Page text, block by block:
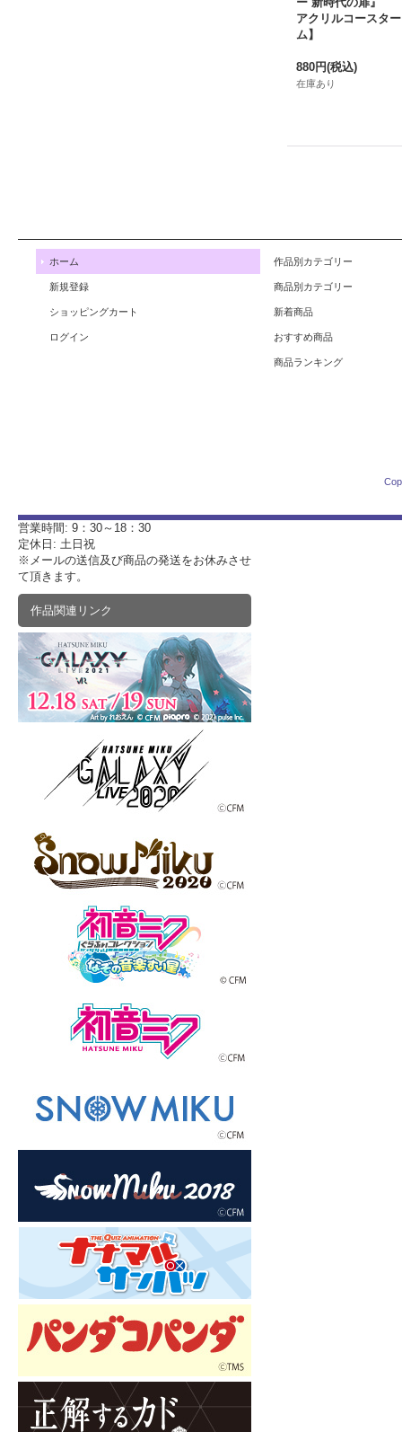
アクリルコースタ
ム】
880円(税込)
在庫あり
ホーム
新規登録
ショッピングカート
ログイン
作品別カテゴリー
商品別カテゴリー
新着商品
おすすめ商品
商品ランキング
営業時間: 9：30～18：30
定休日: 土日祝
※メールの送信及び商品の発送をお休みさせ
て頂きます。
作品関連リンク